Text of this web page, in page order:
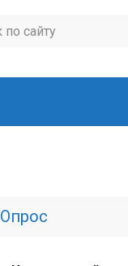
Опрос